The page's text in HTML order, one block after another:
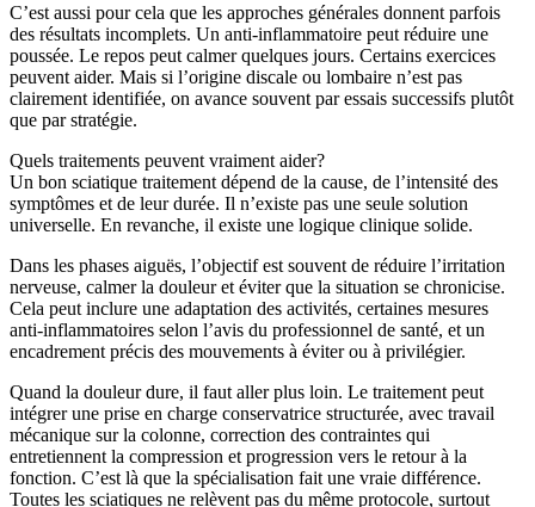
C’est aussi pour cela que les approches générales donnent parfois
des résultats incomplets. Un anti-inflammatoire peut réduire une
poussée. Le repos peut calmer quelques jours. Certains exercices
peuvent aider. Mais si l’origine discale ou lombaire n’est pas
clairement identifiée, on avance souvent par essais successifs plutôt
que par stratégie.
Quels traitements peuvent vraiment aider?
Un bon sciatique traitement dépend de la cause, de l’intensité des
symptômes et de leur durée. Il n’existe pas une seule solution
universelle. En revanche, il existe une logique clinique solide.
Dans les phases aiguës, l’objectif est souvent de réduire l’irritation
nerveuse, calmer la douleur et éviter que la situation se chronicise.
Cela peut inclure une adaptation des activités, certaines mesures
anti-inflammatoires selon l’avis du professionnel de santé, et un
encadrement précis des mouvements à éviter ou à privilégier.
Quand la douleur dure, il faut aller plus loin. Le traitement peut
intégrer une prise en charge conservatrice structurée, avec travail
mécanique sur la colonne, correction des contraintes qui
entretiennent la compression et progression vers le retour à la
fonction. C’est là que la spécialisation fait une vraie différence.
Toutes les sciatiques ne relèvent pas du même protocole, surtout